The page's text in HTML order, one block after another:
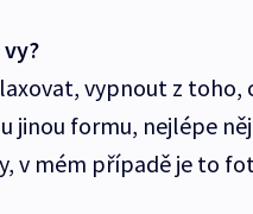
vypnout z toho,
jinou formu, nejlépe
v mém případě je to